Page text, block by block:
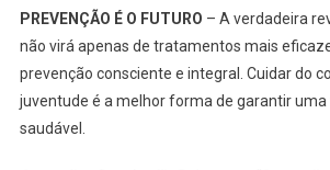
PREVENÇÃO É O FUTURO – A verdadeira
não virá apenas de tratamentos mais
prevenção consciente e integral. Cuidar do
juventude é a melhor forma de garantir uma
saudável.